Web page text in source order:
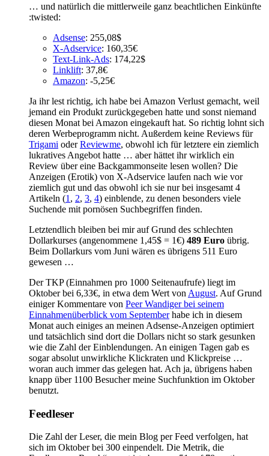
… und natürlich die mittlerweile ganz beachtlichen Einkünfte
:twisted:
Adsense: 255,08$
X-Adservice: 160,35€
Text-Link-Ads: 174,22$
Linklift: 37,8€
Amazon: -5,25€
Ja ihr lest richtig, ich habe bei Amazon Verlust gemacht, weil
jemand ein Produkt zurückgegeben hatte und sonst niemand
diesen Monat bei Amazon eingekauft hat. So richtig lohnt sich
deren Werbeprogramm nicht. Außerdem keine Reviews für
Trigami oderReviewme, obwohl ich für letztere ein ziemlich
lukratives Angebot hatte … aber hättet ihr wirklich ein
Review über eine Backgammonseite lesen wollen? Die
Anzeigen (Erotik) von X-Adservice laufen nach wie vor
ziemlich gut und das obwohl ich sie nur bei insgesamt 4
Artikeln (1 , 2, 3, 4) einblende, zu denen besonders viele
Suchende mit pornösen Suchbegriffen finden.
Letztendlich bleiben bei mir auf Grund des schlechten
Dollarkurses (angenommene 1,45$ = 1€) 489 Euro übrig.
Beim Dollarkurs vom Juni wären es übrigens 511 Euro
gewesen …
Der TKP (Einnahmen pro 1000 Seitenaufrufe) liegt im
Oktober bei 6,33€, in etwa dem Wert von August. Auf Grund
einiger Kommentare von Peer Wandiger bei seinem
Einnahmenüberblick vom Septemberhabe ich in diesem
Monat auch einiges an meinen Adsense-Anzeigen optimiert
und tatsächlich sind dort die Dollars nicht so stark gesunken
wie die Zahl der Einblendungen. An einigen Tagen gab es
sogar absolut unwirkliche Klickraten und Klickpreise …
woran auch immer das gelegen hat. Ach ja, übrigens haben
knapp über 1100 Besucher meine Suchfunktion im Oktober
benutzt.
Feedleser
Die Zahl der Leser, die mein Blog per Feed verfolgen, hat
sich im Oktober bei 300 einpendelt. Die Metrik, die